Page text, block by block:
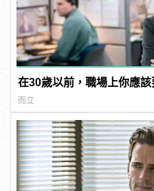
在30歲以前，職場上你應
而立